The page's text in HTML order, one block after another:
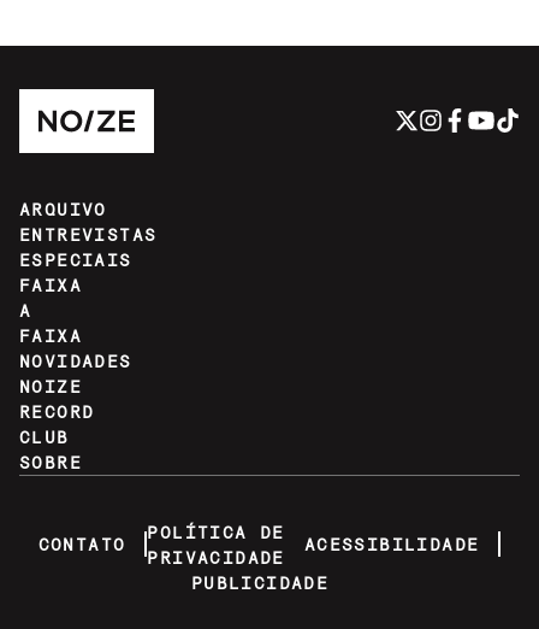
ARQUIVO
ENTREVISTAS
ESPECIAIS
FAIXA
A
FAIXA
NOVIDADES
NOIZE
RECORD
CLUB
SOBRE
CONTATO
POLÍTICA DE
PRIVACIDADE
ACESSIBILIDADE
PUBLICIDADE